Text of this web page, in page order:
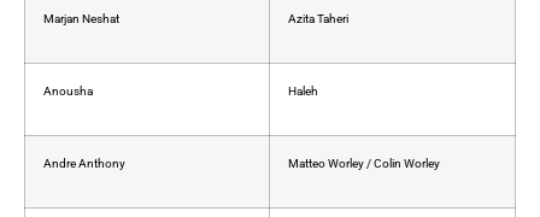
Marjan Neshat Azita Taheri
Anousha Haleh
Andre Anthony Matteo Worley / Colin Worley